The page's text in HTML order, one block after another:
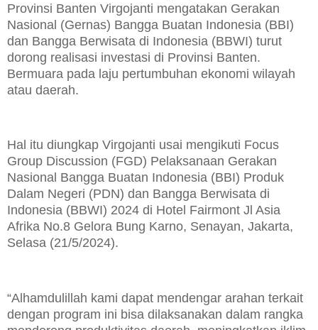
Provinsi Banten Virgojanti mengatakan Gerakan
Nasional (Gernas) Bangga Buatan Indonesia (BBI)
dan Bangga Berwisata di Indonesia (BBWI) turut
dorong realisasi investasi di Provinsi Banten.
Bermuara pada laju pertumbuhan ekonomi wilayah
atau daerah.
Hal itu diungkap Virgojanti usai mengikuti Focus
Group Discussion (FGD) Pelaksanaan Gerakan
Nasional Bangga Buatan Indonesia (BBI) Produk
Dalam Negeri (PDN) dan Bangga Berwisata di
Indonesia (BBWI) 2024 di Hotel Fairmont Jl Asia
Afrika No.8 Gelora Bung Karno, Senayan, Jakarta,
Selasa (21/5/2024).
“Alhamdulillah kami dapat mendengar arahan terkait
dengan program ini bisa dilaksanakan dalam rangka